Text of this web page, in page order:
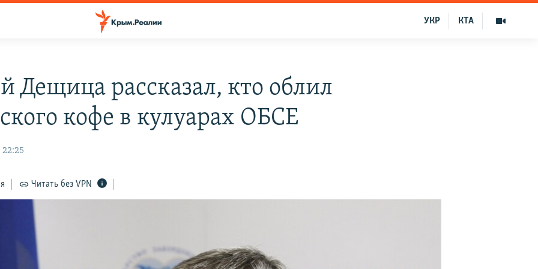
КТА
УКР
Дещица рассказал, кто облил
кофе в кулуарах ОБСЕ
22:25
Читать без VPN